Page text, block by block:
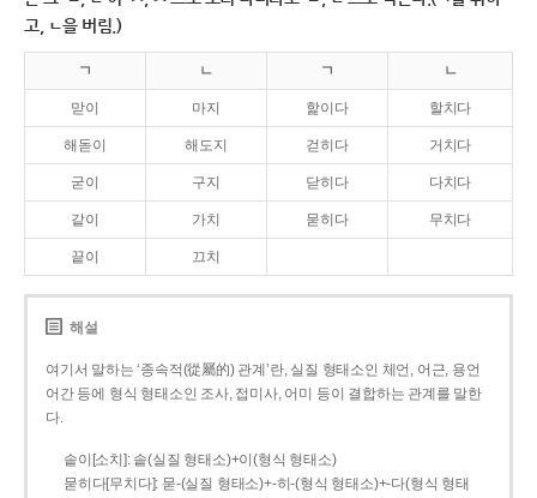
고, ㄴ을 버림.)
ㄱ ㄴ ㄱ ㄴ
맏이 마지 핥이다 할치다
해돋이 해도지 걷히다 거치다
굳이 구지 닫히다 다치다
같이 가치 묻히다 무치다
끝이 끄치
해설
여기서 말하는 ‘종속적(從屬的) 관계’란, 실질 형태소인 체언, 어근, 용언
어간 등에 형식 형태소인 조사, 접미사, 어미 등이 결합하는 관계를 말한
다.
솥이[소치]: 솥(실질 형태소)+이(형식 형태소)
묻히다[무치다]: 묻­-(실질 형태소)+­-히­-(형식 형태소)+-다(형식 형태